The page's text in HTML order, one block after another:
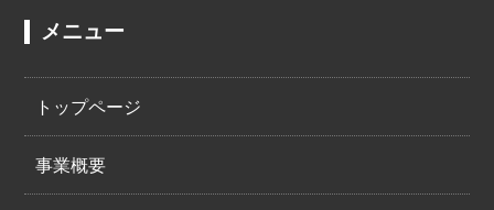
メニュー
トップページ
事業概要